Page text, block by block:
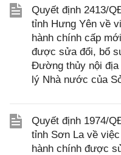
Quyết định 2413/
tỉnh Hưng Yên về
hành chính cấp
được sửa đổi, bổ
Đường thủy nội địa
lý Nhà nước của
Quyết định 1974/
tỉnh Sơn La về
hành chính được